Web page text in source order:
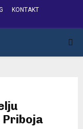
KONTAKT
Priboja